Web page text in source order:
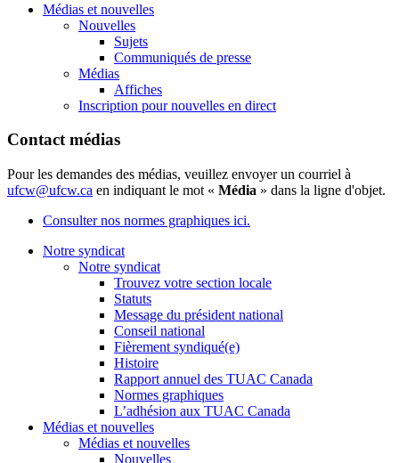
Médias et nouvelles
Nouvelles
Sujets
Communiqués de presse
Médias
Affiches
Inscription pour nouvelles en direct
Contact médias
Pour les demandes des médias, veuillez envoyer un courriel à
ufcw@ufcw.ca en indiquant le mot « Média » dans la ligne d'objet.
Consulter nos normes graphiques ici.
Notre syndicat
Notre syndicat
Trouvez votre section locale
Statuts
Message du président national
Conseil national
Fièrement syndiqué(e)
Histoire
Rapport annuel des TUAC Canada
Normes graphiques
L’adhésion aux TUAC Canada
Médias et nouvelles
Médias et nouvelles
Nouvelles